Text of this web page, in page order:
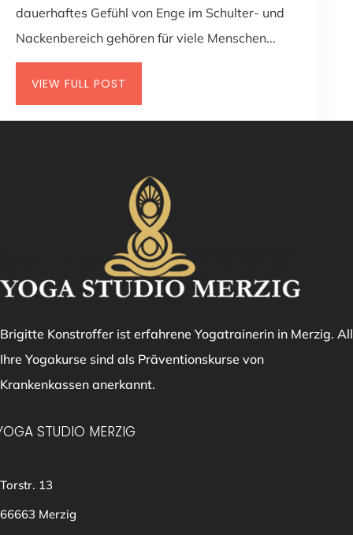
dauerhaftes Gefühl von Enge im Schulter- und
Nackenbereich gehören für viele Menschen...
VIEW FULL POST
Brigitte Konstroffer ist erfahrene Yogatrainerin in Merzig. All
Ihre Yogakurse sind als Präventionskurse von
Krankenkassen anerkannt.
STUDIO MERZIG
Torstr. 13
66663 Merzig